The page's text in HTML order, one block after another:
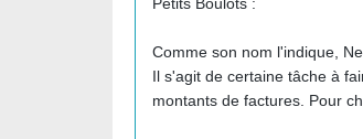
Comme son nom l'indique,
Il s'agit de certaine tâche à
montants de factures. Pour